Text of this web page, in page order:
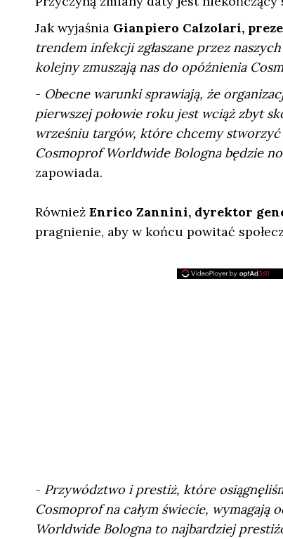
Jak wyjaśnia Gianpiero Calzolari,
trendem infekcji zgłaszane przez
kolejny zmuszają nas do opóźnienia
- Obecne warunki sprawiają, że
pierwszej połowie roku jest wciąż zbyt
wrześniu targów, które chcemy
Cosmoprof Worldwide Bologna będzie
zapowiada.
Również Enrico Zannini, dyrektor
pragnienie, aby w końcu powitać
- Przywództwo i prestiż, które
Cosmoprof na całym świecie,
Worldwide Bologna to najbardziej